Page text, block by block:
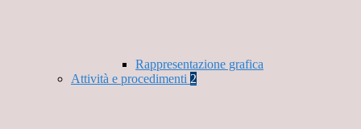
Rappresentazione grafica
Attività e procedimenti 2